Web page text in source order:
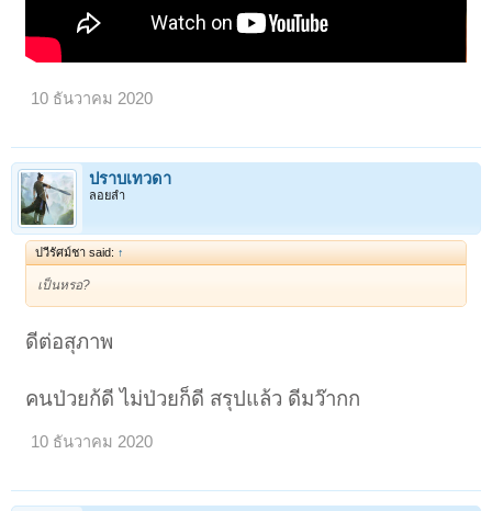
10 ธันวาคม 2020
ปราบเทวดา
ลอยลำ
ปวีรัศม์ชา said: ↑
เป็นหรอ?
ดีต่อสุภาพ
คนป่วยก้ดี ไม่ป่วยก็ดี สรุปแล้ว ดีมว๊ากก
10 ธันวาคม 2020
2 3 4 ถัดไป >